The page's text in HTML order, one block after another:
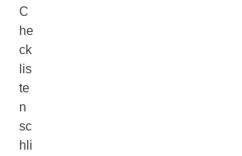
C
he
ck
lis
te
n
sc
hli